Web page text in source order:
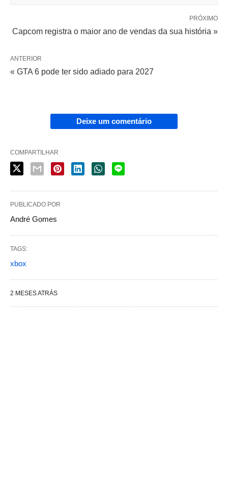
PRÓXIMO
Capcom registra o maior ano de vendas da sua história »
ANTERIOR
« GTA 6 pode ter sido adiado para 2027
Deixe um comentário
COMPARTILHAR
PUBLICADO POR
André Gomes
TAGS:
xbox
2 MESES ATRÁS